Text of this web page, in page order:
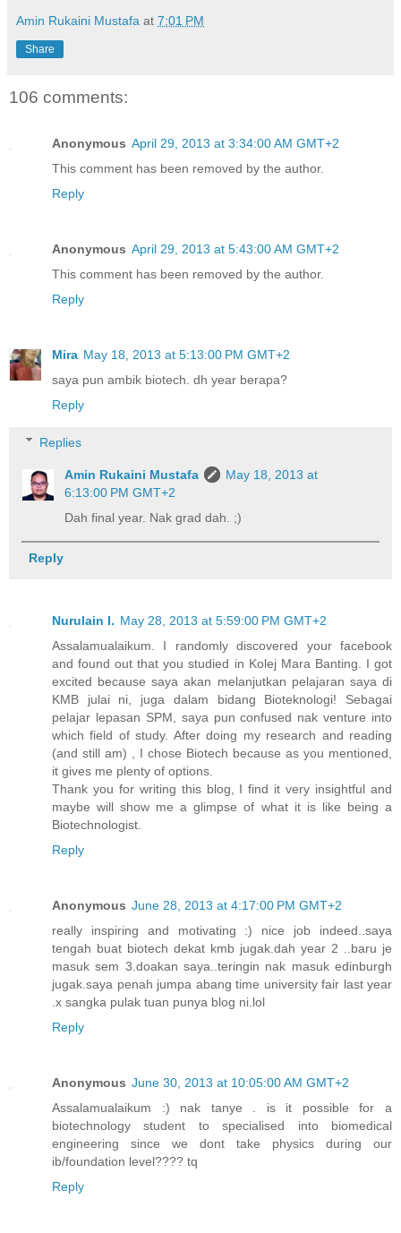
Amin Rukaini Mustafa at 7:01 PM
Share
106 comments:
Anonymous April 29, 2013 at 3:34:00 AM GMT+2
This comment has been removed by the author.
Reply
Anonymous April 29, 2013 at 5:43:00 AM GMT+2
This comment has been removed by the author.
Reply
Mira May 18, 2013 at 5:13:00 PM GMT+2
saya pun ambik biotech. dh year berapa?
Reply
Replies
Amin Rukaini Mustafa
May 18, 2013 at
6:13:00 PM GMT+2
Dah final year. Nak grad dah. ;)
Reply
Nurulain I. May 28, 2013 at 5:59:00 PM GMT+2
Assalamualaikum. I randomly discovered your facebook
and found out that you studied in Kolej Mara Banting. I got
excited because saya akan melanjutkan pelajaran saya di
KMB julai ni, juga dalam bidang Bioteknologi! Sebagai
pelajar lepasan SPM, saya pun confused nak venture into
which field of study. After doing my research and reading
(and still am) , I chose Biotech because as you mentioned,
it gives me plenty of options.
Thank you for writing this blog, I find it very insightful and
maybe will show me a glimpse of what it is like being a
Biotechnologist.
Reply
Anonymous June 28, 2013 at 4:17:00 PM GMT+2
really inspiring and motivating :) nice job indeed..saya
tengah buat biotech dekat kmb jugak.dah year 2 ..baru je
masuk sem 3.doakan saya..teringin nak masuk edinburgh
jugak.saya penah jumpa abang time university fair last year
.x sangka pulak tuan punya blog ni.lol
Reply
Anonymous June 30, 2013 at 10:05:00 AM GMT+2
Assalamualaikum :) nak tanye . is it possible for a
biotechnology student to specialised into biomedical
engineering since we dont take physics during our
ib/foundation level???? tq
Reply